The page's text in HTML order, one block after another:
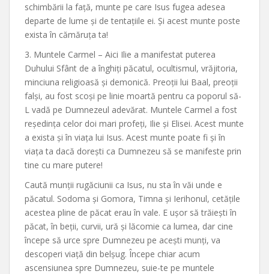
schimbării la față, munte pe care Isus fugea adesea
departe de lume și de tentațiile ei. Și acest munte poste
exista în cămăruța ta!
3. Muntele Carmel – Aici Ilie a manifestat puterea
Duhului Sfânt de a înghiți păcatul, ocultismul, vrăjitoria,
minciuna religioasă și demonică. Preoții lui Baal, preoții
falși, au fost scoși pe linie moartă pentru ca poporul să-
L vadă pe Dumnezeul adevărat. Muntele Carmel a fost
reședința celor doi mari profeți, Ilie și Elisei. Acest munte
a exista și în viața lui Isus. Acest munte poate fi și în
viața ta dacă dorești ca Dumnezeu să se manifeste prin
tine cu mare putere!
Caută munții rugăciunii ca Isus, nu sta în văi unde e
păcatul. Sodoma și Gomora, Timna și Ierihonul, cetățile
acestea pline de păcat erau în vale. E ușor să trăiești în
păcat, în beții, curvii, ură și lăcomie ca lumea, dar cine
începe să urce spre Dumnezeu pe acești munți, va
descoperi viață din belșug. Începe chiar acum
ascensiunea spre Dumnezeu, suie-te pe muntele